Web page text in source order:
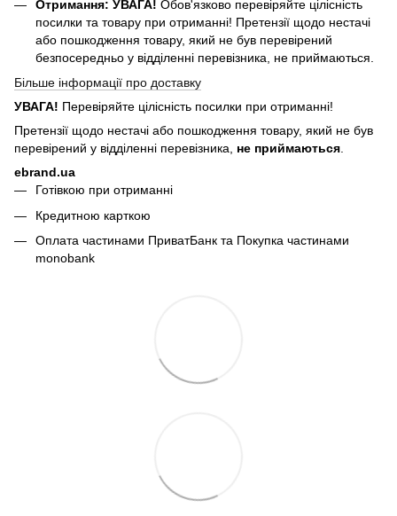
Отримання: УВАГА! Обов'язково перевіряйте цілісність
посилки та товару при отриманні! Претензії щодо нестачі
або пошкодження товару, який не був перевірений
безпосередньо у відділенні перевізника, не приймаються.
Більше інформації про доставку
УВАГА! Перевіряйте цілісність посилки при отриманні!
Претензії щодо нестачі або пошкодження товару, який не був
перевірений у відділенні перевізника, не приймаються
ebrand.ua
Готівкою при отриманні
Кредитною карткою
Оплата частинами ПриватБанк та Покупка частинами
monobank